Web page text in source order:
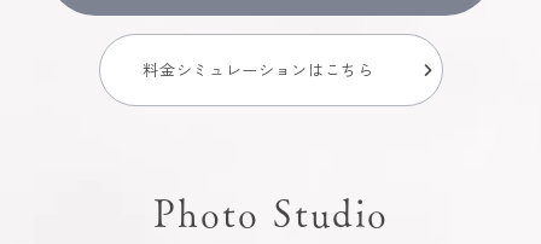
料金シミュレーションはこちら
Photo Studio